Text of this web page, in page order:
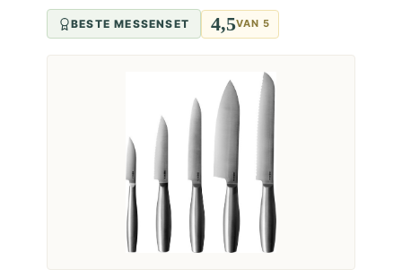
BESTE MESSENSET 4,5VAN 5